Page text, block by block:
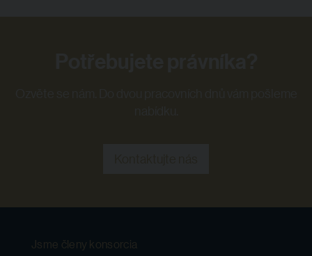
Jsme členy konsorcia